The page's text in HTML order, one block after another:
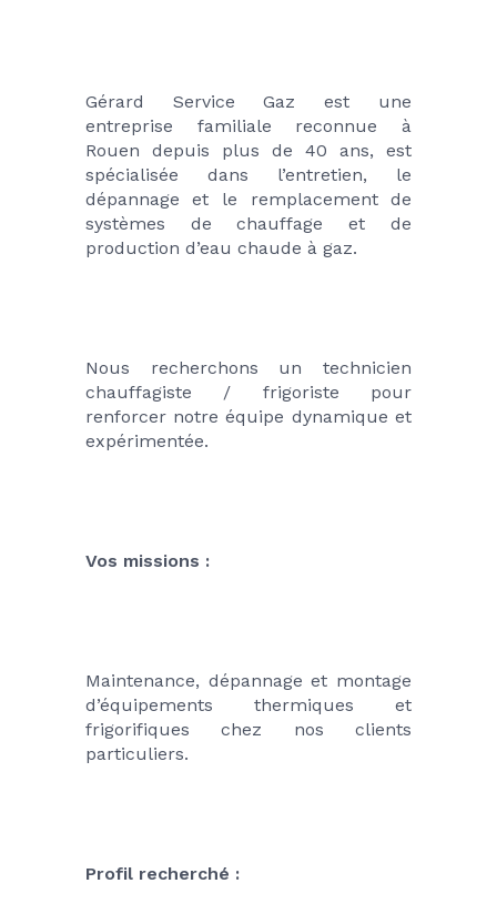
Gérard Service Gaz est une
entreprise familiale reconnue à
Rouen depuis plus de 40 ans, est
spécialisée dans l’entretien, le
dépannage et le remplacement de
systèmes de chauffage et de
production d’eau chaude à gaz.
Nous recherchons un technicien
chauffagiste / frigoriste pour
renforcer notre équipe dynamique et
expérimentée.
Vos missions :
Maintenance, dépannage et montage
d’équipements thermiques et
frigorifiques chez nos clients
particuliers.
Profil recherché :